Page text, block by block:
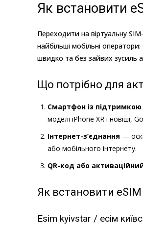
Як встановити
Переходити на віртуальну
найбільші мобільні
швидко та без зайвих зусиль
Що потрібно для
Смартфон із підтримкою
моделі iPhone XR і новіші,
Інтернет-з’єднання —
або мобільного інтернету.
QR-код або
Як встановити eSIM
Esim kyivstar / есім